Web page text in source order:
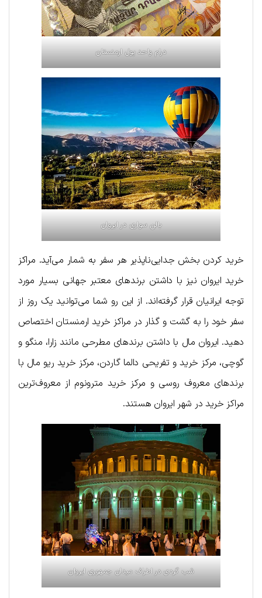
درام واحد پول ارمنستان
بالن سواری در ایروان
خرید کردن بخش جدایی‌ناپذیر هر سفر به شمار می‌آید. مراکز
خرید ایروان نیز با داشتن برندهای معتبر جهانی بسیار مورد
توجه ایرانیان قرار گرفته‌اند. از این رو شما می‌توانید یک روز از
سفر خود را به گشت و گذار در مراکز خرید ارمنستان اختصاص
دهید. ایروان مال با داشتن برندهای مطرحی مانند زارا، منگو و
گوچی، مرکز خرید و تفریحی دالما گاردن، مرکز خرید ریو مال با
برندهای معروف روسی و مرکز خرید مترونوم از معروف‌ترین
مراکز خرید در شهر ایروان هستند.
شب گردی در اطراف میدان جمهوری ایروان